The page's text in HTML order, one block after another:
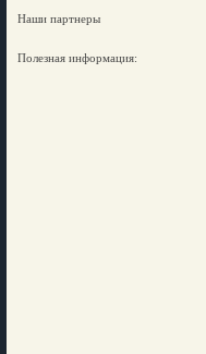
Наши партнеры
Полезная информация: